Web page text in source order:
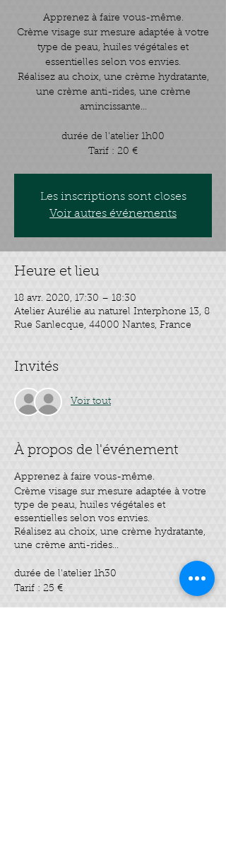
Apprenez à faire vous-même.
Crème visage sur mesure adaptée à votre
type de peau, huiles végétales et
essentielles selon vos envies.
Réalisez au choix, une crème hydratante,
une crème anti-rides, une crème
amincissante...
durée de l'atelier 1h00
Tarif : 20 €
Les inscriptions sont closes
Voir autres événements
Heure et lieu
18 avr. 2020, 17:30 – 18:30
Atelier Aurélie au naturel Interphone 13, 8
Rue Sanlecque, 44000 Nantes, France
Invités
Voir tout
À propos de l'événement
Apprenez à faire vous-même.
Crème visage sur mesure adaptée à votre
type de peau, huiles végétales et
essentielles selon vos envies.
Réalisez au choix, une crème hydratante,
une crème anti-rides...
durée de l'atelier 1h30
Tarif : 25 €